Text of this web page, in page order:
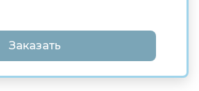
Заказать